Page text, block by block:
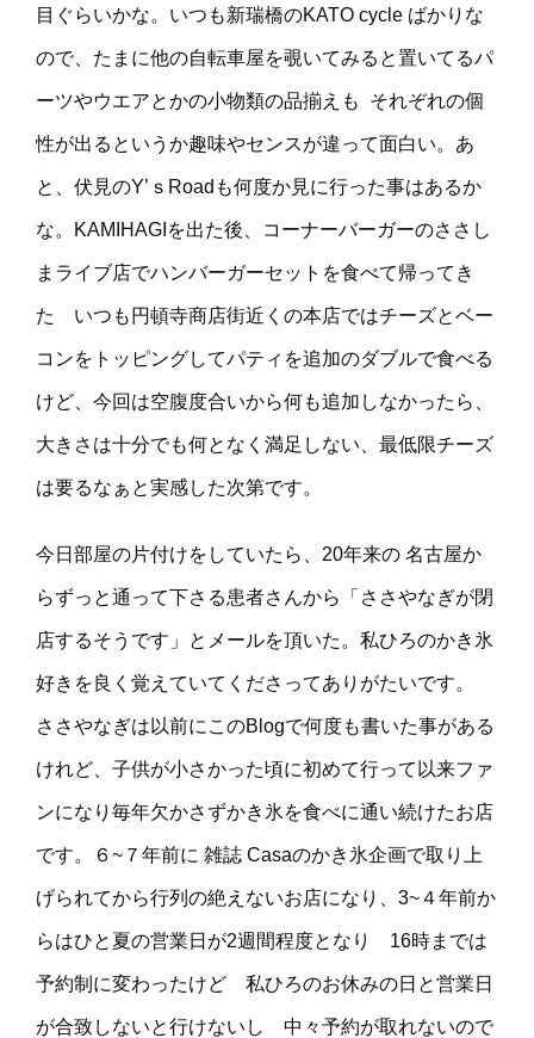
目ぐらいかな。いつも新瑞橋のKATO cycle ばかりな
ので、たまに他の自転車屋を覗いてみると置いてるパ
ーツやウエアとかの小物類の品揃えも それぞれの個
性が出るというか趣味やセンスが違って面白い。あ
と、伏見のY’ｓRoadも何度か見に行った事はあるか
な。KAMIHAGIを出た後、コーナーバーガーのささし
まライブ店でハンバーガーセットを食べて帰ってき
た いつも円頓寺商店街近くの本店ではチーズとベー
コンをトッピングしてパティを追加のダブルで食べる
けど、今回は空腹度合いから何も追加しなかったら、
大きさは十分でも何となく満足しない、最低限チーズ
は要るなぁと実感した次第です。
今日部屋の片付けをしていたら、20年来の 名古屋か
らずっと通って下さる患者さんから「ささやなぎが閉
店するそうです」とメールを頂いた。私ひろのかき氷
好きを良く覚えていてくださってありがたいです。
ささやなぎは以前にこのBlogで何度も書いた事がある
けれど、子供が小さかった頃に初めて行って以来ファ
ンになり毎年欠かさずかき氷を食べに通い続けたお店
です。６~７年前に 雑誌 Casaのかき氷企画で取り上
げられてから行列の絶えないお店になり、3~４年前か
らはひと夏の営業日が2週間程度となり 16時までは
予約制に変わったけど 私ひろのお休みの日と営業日
が合致しないと行けないし 中々予約が取れないので